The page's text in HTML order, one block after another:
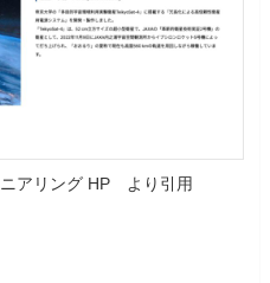
アリング HP より引用